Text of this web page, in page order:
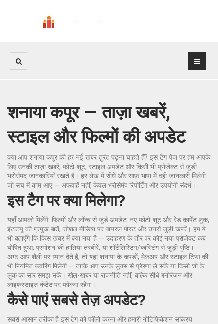
शनाया कपूर — ताज़ा खबरें,
स्टाइल और फिल्मों की अपडेट
क्या आप शनाया कपूर की हर नई खबर तुरंत पढ़ना चाहते हैं? इस टैग पेज पर हम आपके
लिए उनकी ताज़ा खबरें, फोटो-शूट, स्टाइल अपडेट और किसी भी प्रोजेक्ट से जुड़ी
भरोसेमंद जानकारियाँ रखते हैं। हर लेख में सीधे और साफ़ भाषा में वही जानकारी मिलेगी
जो सच में काम आए — अफवाहें नहीं, केवल भरोसेमंद रिपोर्टिंग और उपयोगी संदर्भ।
इस टैग पर क्या मिलेगा?
यहाँ आपको मिलेंगे: फिल्मों और लॉन्च से जुड़े अपडेट, नए फोटो-शूट और रेड कार्पेट लुक,
इंटरव्यू की प्रमुख बातें, सोशल मीडिया पर वायरल पोस्ट और उनसे जुड़ी खबरें। हम ये
भी बताएँगे कि किस खबर में क्या नया है — उदाहरण के तौर पर कोई नया प्रोजेक्ट कब
घोषित हुआ, प्रमोशन की हालिया तस्वीरें, या शॉर्टलिस्टिंग/कास्टिंग से जुड़ी पुष्टि।
अगर आप शैली पर ध्यान देते हैं, तो यहां शनाया के कपड़ों, मेकअप और स्टाइल टिप्स की
भी नियमित कवरिंग मिलेगी — ताकि आप उनके लुक्स से प्रेरणा ले सकें या किसी शो के
लुक का सार समझ सकें। खेल-खबर या राजनीति नहीं, बल्कि सीधे मनोरंजन और
लाइफस्टाइल कंटेंट पर फोकस रहेगा।
कैसे पाएं सबसे तेज़ अपडेट?
सबसे आसान तरीका है इस टैग को फॉलो करना और हमारी नोटिफिकेशन सक्रिय